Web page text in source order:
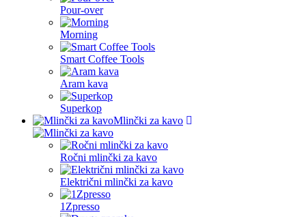
Pour-over
Morning
Smart Coffee Tools
Aram kava
Superkop
Mlinčki za kavo
Ročni mlinčki za kavo
Električni mlinčki za kavo
1Zpresso